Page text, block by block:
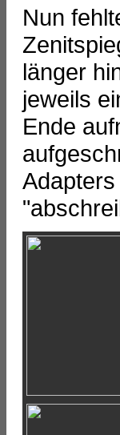
Nun
länger
jeweils
Ende